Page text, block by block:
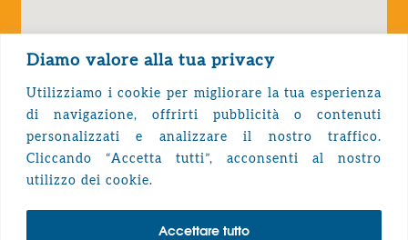
Diamo valore alla tua privacy
Utilizziamo i cookie per migliorare la tua esperienza
di navigazione, offrirti pubblicità o contenuti
personalizzati e analizzare il nostro traffico.
Cliccando “Accetta tutti”, acconsenti al nostro
utilizzo dei cookie.
Accettare tutto
Privacy Policy